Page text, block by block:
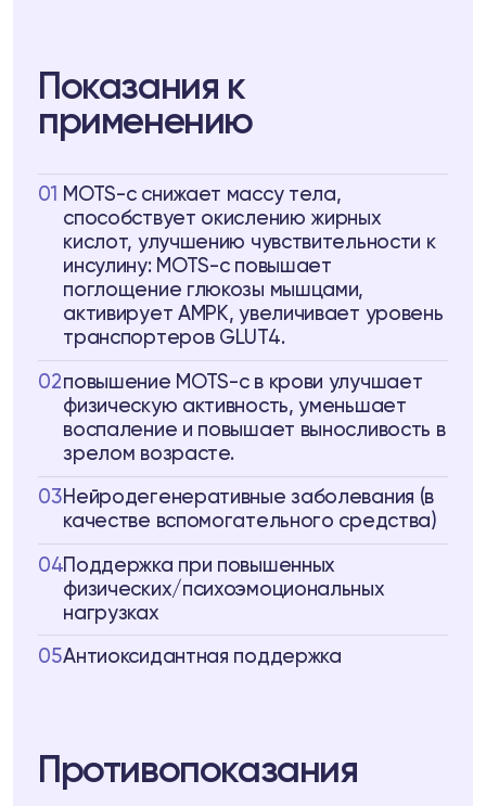
Показания к
применению
01 MOTS-c снижает массу тела,
способствует окислению жирных
кислот, улучшению чувствительности к
инсулину: MOTS-c повышает
поглощение глюкозы мышцами,
активирует AMPK, увеличивает уровень
транспортеров GLUT4.
02повышение MOTS-c в крови улучшает
физическую активность, уменьшает
воспаление и повышает выносливость в
зрелом возрасте.
03 Нейродегенеративные заболевания (в
качестве вспомогательного средства)
04 Поддержка при повышенных
физических/психоэмоциональных
нагрузках
05Антиоксидантная поддержка
Противопоказания